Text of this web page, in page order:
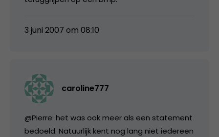
3 juni 2007 om 08:10
caroline777
@Pierre: het was ook meer als een statement
bedoeld. Natuurlijk kent nog lang niet iedereen